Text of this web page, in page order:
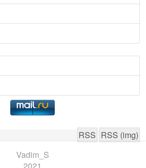
RSS RSS (img)
Vadim_S
2021